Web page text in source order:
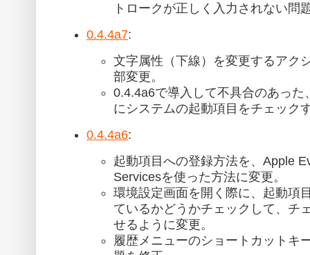
トロークが正しく入力されない問
0.4.4a7:
文字属性（下線）を変更するアク
部変更。
0.4.4a6で導入して不具合のあった
にシステムの起動項目をチェック
0.4.4a6:
起動項目への登録方法を、Apple
Servicesを使った方法に変更。
環境設定画面を開く際に、起動項
ているかどうかチェックして、チ
せるように変更。
履歴メニューのショートカットキ